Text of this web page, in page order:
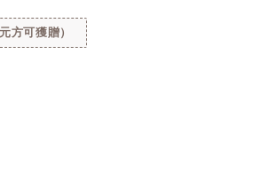
方可獲贈）